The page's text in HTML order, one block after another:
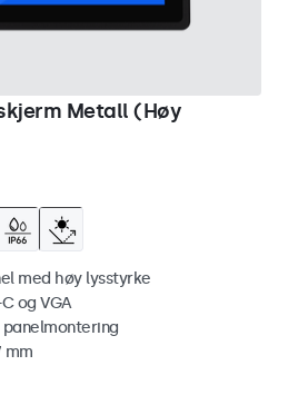
Metall (Høy
med høy lysstyrke
og VGA
mm